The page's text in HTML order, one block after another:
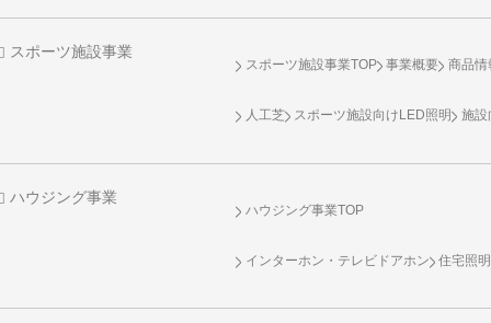
スポーツ施設事業
スポーツ施設事業TOP 事業概要 商品情
人工芝 スポーツ施設向け LED照明 施設
ハウジング事業
ハウジング事業TOP
インターホン・テレビドアホン 住宅照明